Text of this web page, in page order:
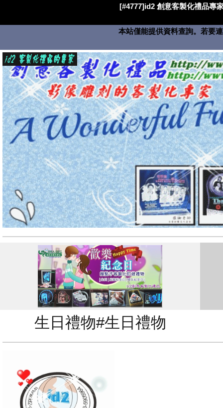
[#4777]id2 創意客製化禮品專
本站僅能提供資料查詢。若要
生日禮物#生日禮物